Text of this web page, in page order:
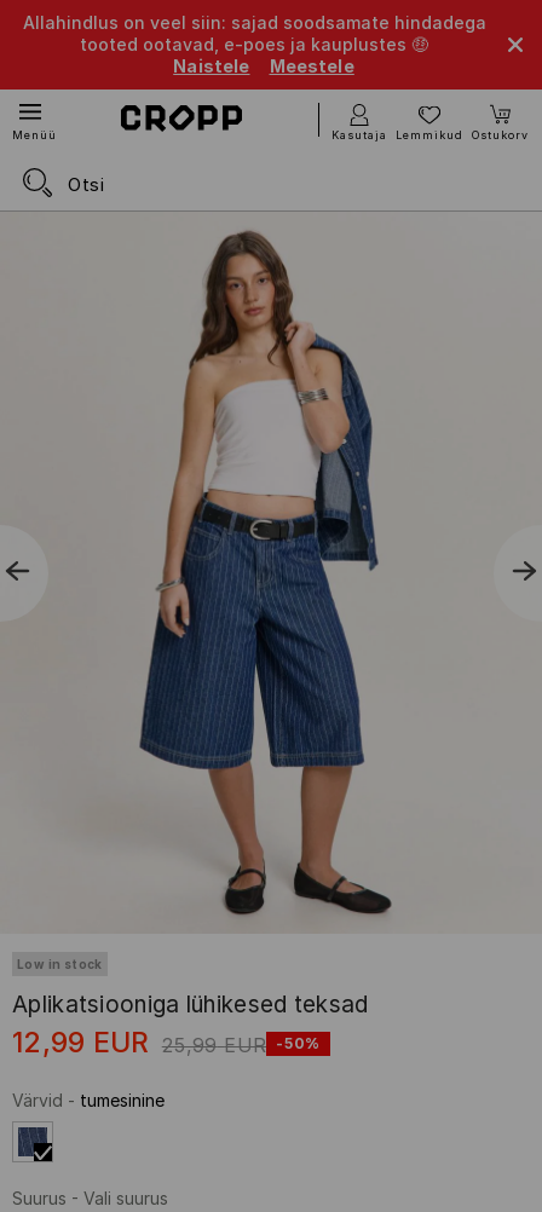
Allahindlus on veel siin: sajad soodsamate hindadega
tooted ootavad, e-poes ja kauplustes 🤑
Naistele
Meestele
Menüü Kasutaja Lemmikud Ostukorv
Low in stock
Aplikatsiooniga lühikesed teksad
12,99 EUR 25,99 EUR -50%
Värvid - tumesinine
Suurus - Vali suurus